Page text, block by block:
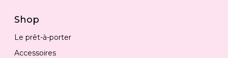
Shop
Le prêt-à-porter
Accessoires